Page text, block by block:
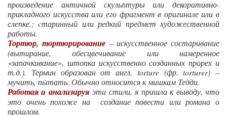
произведение античной скульптуры или декоративно-
прикладного искусства или его фрагмент в оригинале или в
слепке.; cтаринный или редкий предмет художественной
работы.
Тортюр, тортюрирование– искусственное состаривание
(вытирание, обесцвечивание или намеренное
«запачкивание», штопка искусственно созданных прорех и
т.д.). Термин образован от англ. torture (фр. torturer) –
мучить, пытать. Обычно относится к мишкам Тедди.
Работая и анализируяэти стили, я пришла к выводу, что
это очень похоже на создание повести или романа о
прошлом.